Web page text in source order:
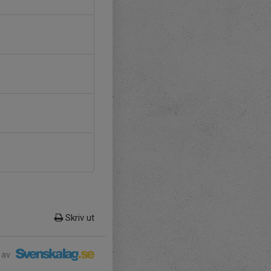
Skriv ut